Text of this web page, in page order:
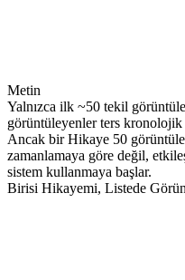
Metin
Yalnızca ilk ~50 tekil
görüntüleyenler ters
Ancak bir Hikaye 50
zamanlamaya göre değil,
sistem kullanmaya başlar.
Birisi Hikayemi, Listede